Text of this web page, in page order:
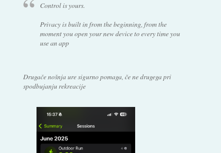
Control is yours.
Privacy is built in from the beginning, from the
moment you open your new device to every time you
use an app
Drugače nošnja ure sigurno pomaga, če ne drugega pri
spodbujanju rekreacije